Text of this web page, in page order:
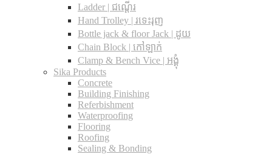
Ladder | ជណ្តើរ
Hand Trolley | រទេះរុញ
Bottle jack & floor Jack​ | ដូយ
Chain Block | កៅឡាក់
Clamp & Bench Vice | អង្គុំ
Sika Products
Concrete
Building Finishing
Referbishment
Waterproofing
Flooring
Roofing
Sealing & Bonding